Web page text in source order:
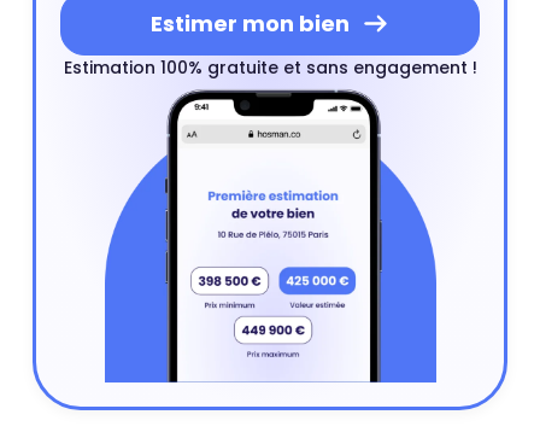
Estimer mon bien
Estimation 100% gratuite et sans engagement !